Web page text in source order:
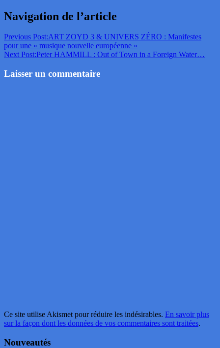
Navigation de l’article
Previous Post:ART ZOYD 3 & UNIVERS ZÉRO : Manifestes
pour une « musique nouvelle européenne »
Next Post:Peter HAMMILL : Out of Town in a Foreign Water…
Laisser un commentaire
Ce site utilise Akismet pour réduire les indésirables. En savoir plus
sur la façon dont les données de vos commentaires sont traitées.
Nouveautés